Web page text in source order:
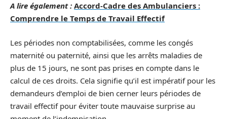
A lire également : Accord-Cadre des Ambulanciers :
Comprendre le Temps de Travail Effectif
Les périodes non comptabilisées, comme les congés
maternité ou paternité, ainsi que les arrêts maladies de
plus de 15 jours, ne sont pas prises en compte dans le
calcul de ces droits. Cela signifie qu’il est impératif pour les
demandeurs d’emploi de bien cerner leurs périodes de
travail effectif pour éviter toute mauvaise surprise au